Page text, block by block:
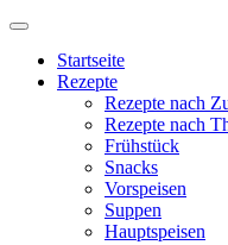
Startseite
Rezepte
Rezepte nach
Rezepte nach
Frühstück
Snacks
Vorspeisen
Suppen
Hauptspeisen